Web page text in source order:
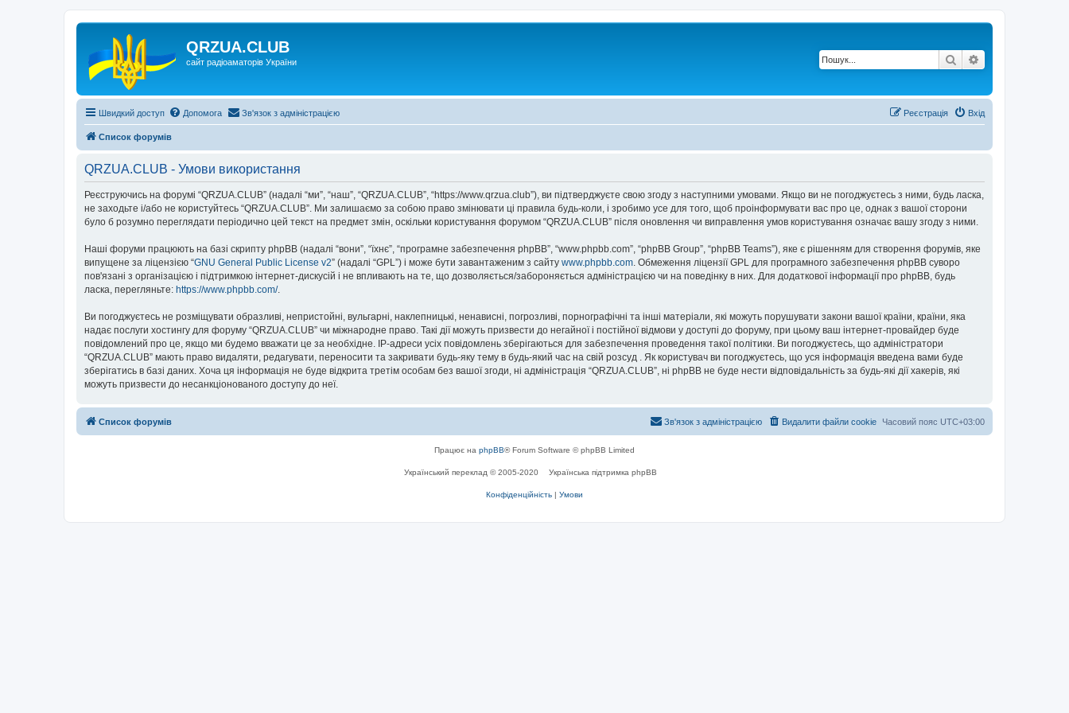
QRZUA.CLUB
сайт радіоаматорів України Пошук
Швидкий доступ Допомога Зв'язок з адміністрацією Вхід
Реєстрація
Список форумів
QRZUA.CLUB - Умови використання
Реєструючись на форумі “QRZUA.CLUB” (надалі “ми”, “наш”, “QRZUA.CLUB”, “https://www.qrzua.club”), ви підтверджуєте свою згоду з наступними умовами. Якщо ви не погоджуєтесь з ними, будь ласка,
не заходьте і/або не користуйтесь “QRZUA.CLUB”. Ми залишаємо за собою право змінювати ці правила будь-коли, і зробимо усе для того, щоб проінформувати вас про це, однак з вашої сторони
було б розумно переглядати періодично цей текст на предмет змін, оскільки користування форумом “QRZUA.CLUB” після оновлення чи виправлення умов користування означає вашу згоду з ними.
Наші форуми працюють на базі скрипту phpBB (надалі “вони”, “їхнє”, “програмне забезпечення phpBB”, “www.phpbb.com”, “phpBB Group”, “phpBB Teams”), яке є рішенням для створення форумів, яке
випущене за ліцензією “GNU General Public License v2” (надалі “GPL”) і може бути завантаженим з сайту www.phpbb.com. Обмеження ліцензії GPL для програмного забезпечення phpBB суворо
пов'язані з організацією і підтримкою інтернет-дискусій і не впливають на те, що дозволяється/забороняється адміністрацією чи на поведінку в них. Для додаткової інформації про phpBB, будь
ласка, перегляньте: https://www.phpbb.com/.
Ви погоджуєтесь не розміщувати образливі, непристойні, вульгарні, наклепницькі, ненависні, погрозливі, порнографічні та інші матеріали, які можуть порушувати закони вашої країни, країни, яка
надає послуги хостингу для форуму “QRZUA.CLUB” чи міжнародне право. Такі дії можуть призвести до негайної і постійної відмови у доступі до форуму, при цьому ваш інтернет-провайдер буде
повідомлений про це, якщо ми будемо вважати це за необхідне. IP-адреси усіх повідомлень зберігаються для забезпечення проведення такої політики. Ви погоджуєтесь, що адміністратори
“QRZUA.CLUB” мають право видаляти, редагувати, переносити та закривати будь-яку тему в будь-який час на свій розсуд . Як користувач ви погоджуєтесь, що уся інформація введена вами буде
зберігатись в базі даних. Хоча ця інформація не буде відкрита третім особам без вашої згоди, ні адміністрація “QRZUA.CLUB”, ні phpBB не буде нести відповідальність за будь-які дії хакерів, які
можуть призвести до несанкціонованого доступу до неї.
Список форумів Часовий пояс UTC+03:00
Видалити файли cookie
Зв'язок з адміністрацією
Працює на phpBB® Forum Software © phpBB Limited
Український переклад © 2005-2020 Українська підтримка phpBB
Конфіденційність | Умови